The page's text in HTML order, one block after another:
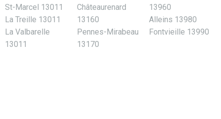
St-Marcel 13011
La Treille 13011
La Valbarelle
13011
Châteaurenard
13160
Pennes-Mirabeau
13170
13960
Alleins 13980
Fontvieille 13990